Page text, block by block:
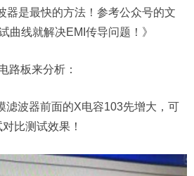
器是最快的方法！参考公众号的文
曲线就解决EMI传导问题！》
路板来分析：
滤波器前面的X电容103先增大，可
比测试效果！